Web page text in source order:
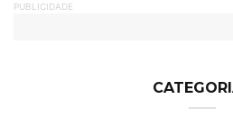
PUBLICIDADE